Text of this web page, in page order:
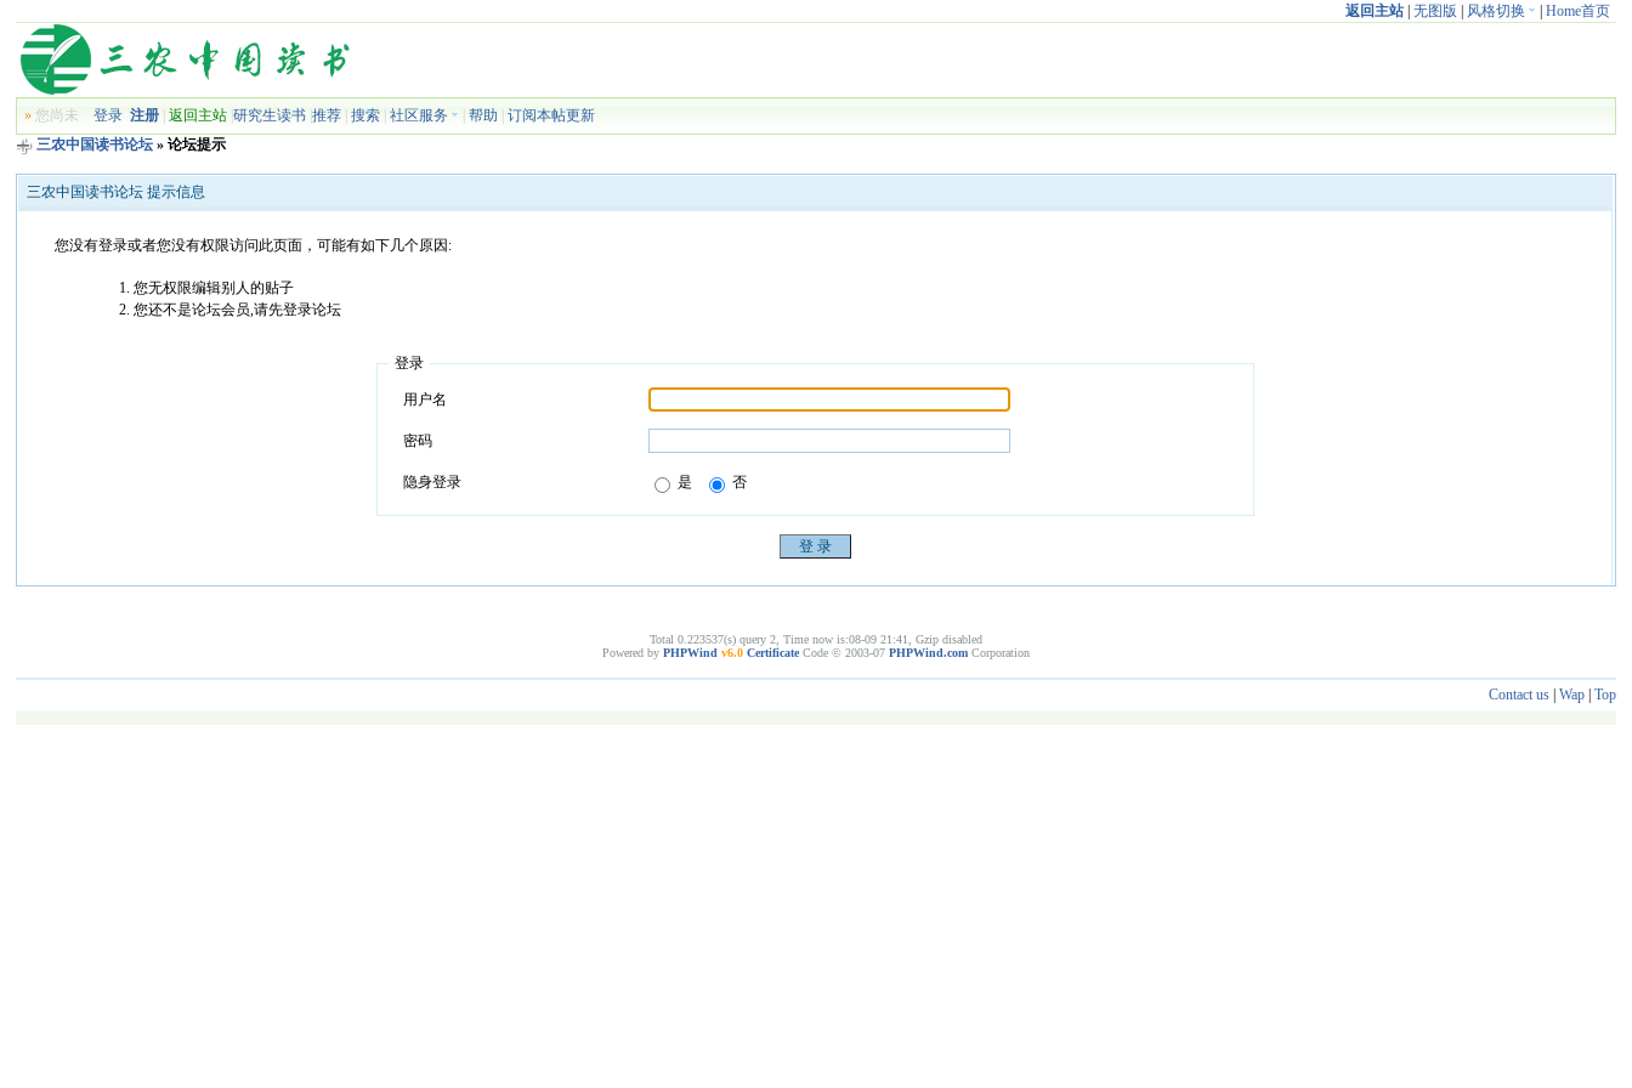
返回主站| 无图版 风格切换 Home首页
» 您尚未登录 注册 |返回主站 |研究生读书 |推荐 |搜索 |社区服务 |帮助 |订阅本帖更新
三农中国读书论坛 » 论坛提示
三农中国读书论坛 提示信息
您没有登录或者您没有权限访问此页面，可能有如下几个原因:
您无权限编辑别人的贴子
您还不是论坛会员,请先登录论坛
登录
用户名
密码
隐身登录 是 否
Total 0.223537(s) query 2, Time now is:08-09 21:41, Gzip disabled
Powered by PHPWind v6.0 Certificate Code © 2003-07 PHPWind.com Corporation
Contact us| Wap| Top